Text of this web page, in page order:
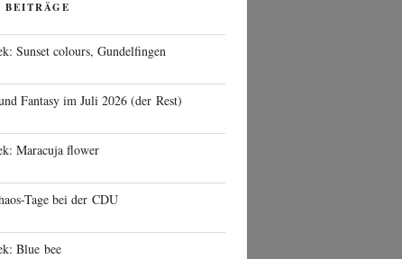
Sunset colours, Gundelfingen
Fantasy im Juli 2026 (der Rest)
Maracuja flower
Tage bei der CDU
Blue bee